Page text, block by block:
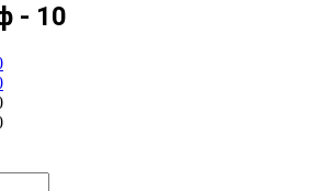
- 10